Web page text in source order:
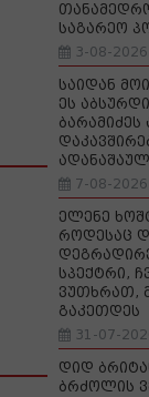
საგარეო
3-08-2026
საიდან
ეს
7-08-2026
ელენე
როდესაც
სპექტრი,
ვუთხრათ,
გაკეთდეს
31-07-
დიდ
ბრძოლის